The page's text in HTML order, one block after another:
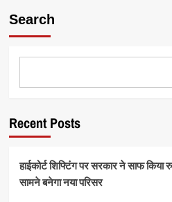
Search
Recent Posts
हाईकोर्ट शिफ्टिंग पर सरकार ने साफ किया
सामने बनेगा नया परिसर